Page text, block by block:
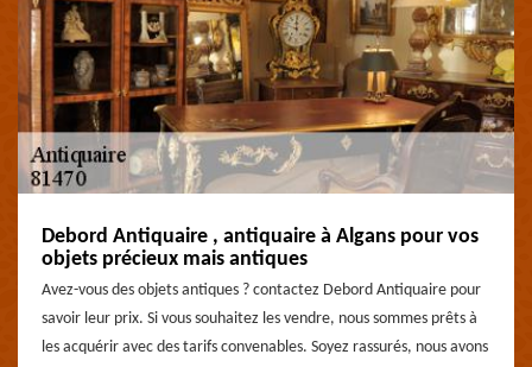
Debord Antiquaire , antiquaire à Algans pour vos
objets précieux mais antiques
Avez-vous des objets antiques ? contactez Debord Antiquaire pour
savoir leur prix. Si vous souhaitez les vendre, nous sommes prêts à
les acquérir avec des tarifs convenables. Soyez rassurés, nous avons